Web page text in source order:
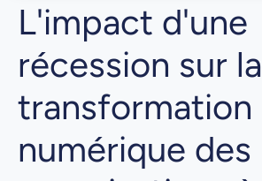
L'impact d'une
récession sur la
transformation
numérique des